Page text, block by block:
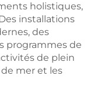
holistiques,
installations
des
programmes de
de plein
mer et les